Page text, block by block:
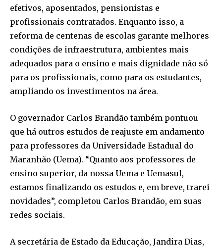
efetivos, aposentados, pensionistas e
profissionais contratados. Enquanto isso, a
reforma de centenas de escolas garante melhores
condições de infraestrutura, ambientes mais
adequados para o ensino e mais dignidade não só
para os profissionais, como para os estudantes,
ampliando os investimentos na área.
O governador Carlos Brandão também pontuou
que há outros estudos de reajuste em andamento
para professores da Universidade Estadual do
Maranhão (Uema). “Quanto aos professores de
ensino superior, da nossa Uema e Uemasul,
estamos finalizando os estudos e, em breve, trarei
novidades”, completou Carlos Brandão, em suas
redes sociais.
A secretária de Estado da Educação, Jandira Dias,